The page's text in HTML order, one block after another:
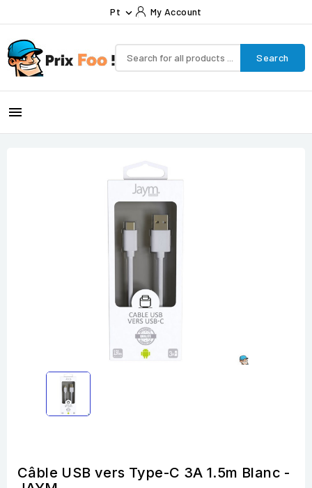
Pt  My Account
Search

Câble USB vers Type-C 3A 1.5m Blanc -